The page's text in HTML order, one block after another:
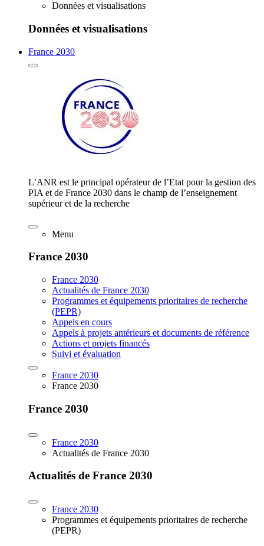
Données et visualisations
Données et visualisations
France 2030
L’ANR est le principal opérateur de l’Etat pour la gestion des
PIA et de France 2030 dans le champ de l’enseignement
supérieur et de la recherche
Menu
France 2030
France 2030
Actualités de France 2030
Programmes et équipements prioritaires de recherche
(PEPR)
Appels en cours
Appels à projets antérieurs et documents de référence
Actions et projets financés
Suivi et évaluation
France 2030
France 2030
France 2030
France 2030
Actualités de France 2030
Actualités de France 2030
France 2030
Programmes et équipements prioritaires de recherche
(PEPR)